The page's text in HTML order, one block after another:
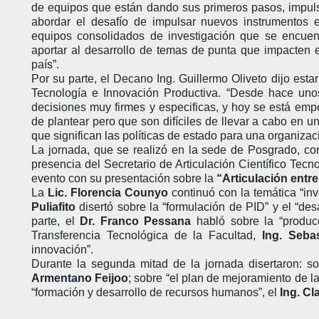
de equipos que están dando sus primeros pasos,
abordar el desafío de impulsar nuevos
equipos consolidados de investigación que se
aportar al desarrollo de temas de punta que
país”.
Por su parte, el Decano Ing. Guillermo Oliveto dijo
Tecnología e Innovación Productiva. “Desde hace
decisiones muy firmes y especificas, y hoy se está
de plantear pero que son difíciles de llevar a cabo en
que significan las políticas de estado para una
La jornada, que se realizó en la sede de Posgrado,
presencia del Secretario de Articulación Científico
evento con su presentación sobre la “Articulación
La Lic. Florencia Counyo continuó con la temática
Puliafitodisertó sobre la “formulación de PID” y el
parte, el
Dr. Franco Pessana habló sobre la
Transferencia Tecnológica de la Facultad, Ing.
innovación”.
Durante la segunda mitad de la jornada disertaron:
Armentano Feijoo; sobre “el plan de mejoramiento de
“formación y desarrollo de recursos humanos”, el
Ing.